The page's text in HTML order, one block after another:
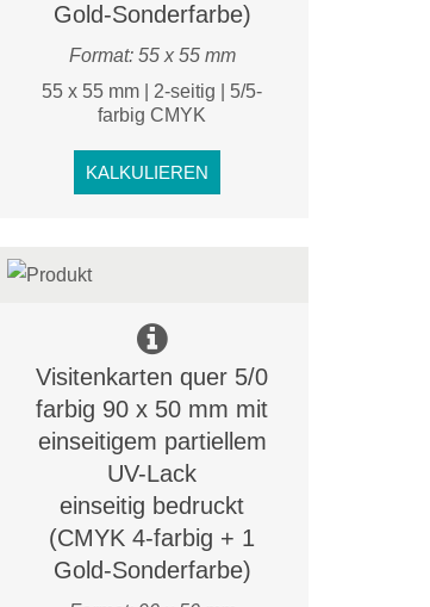
Gold-Sonderfarbe)
Format: 55 x 55 mm
55 x 55 mm | 2-seitig | 5/5-
farbig CMYK
KALKULIEREN
Visitenkarten quer 5/0
farbig 90 x 50 mm mit
einseitigem partiellem
UV-Lack
einseitig bedruckt
(CMYK 4-farbig + 1
Gold-Sonderfarbe)